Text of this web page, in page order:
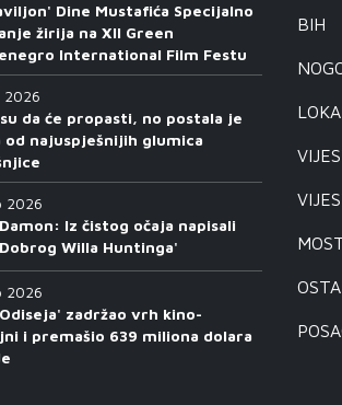
Dine Mustafića Specijalno
žirija na XII Green
International Film Festu
2026
da će propasti, no postala je
od najuspješnijih glumica
2026
Iz čistog očaja napisali
Willa Huntinga'
2026
zadržao vrh kino-
i premašio 639 miliona dolara
BIH